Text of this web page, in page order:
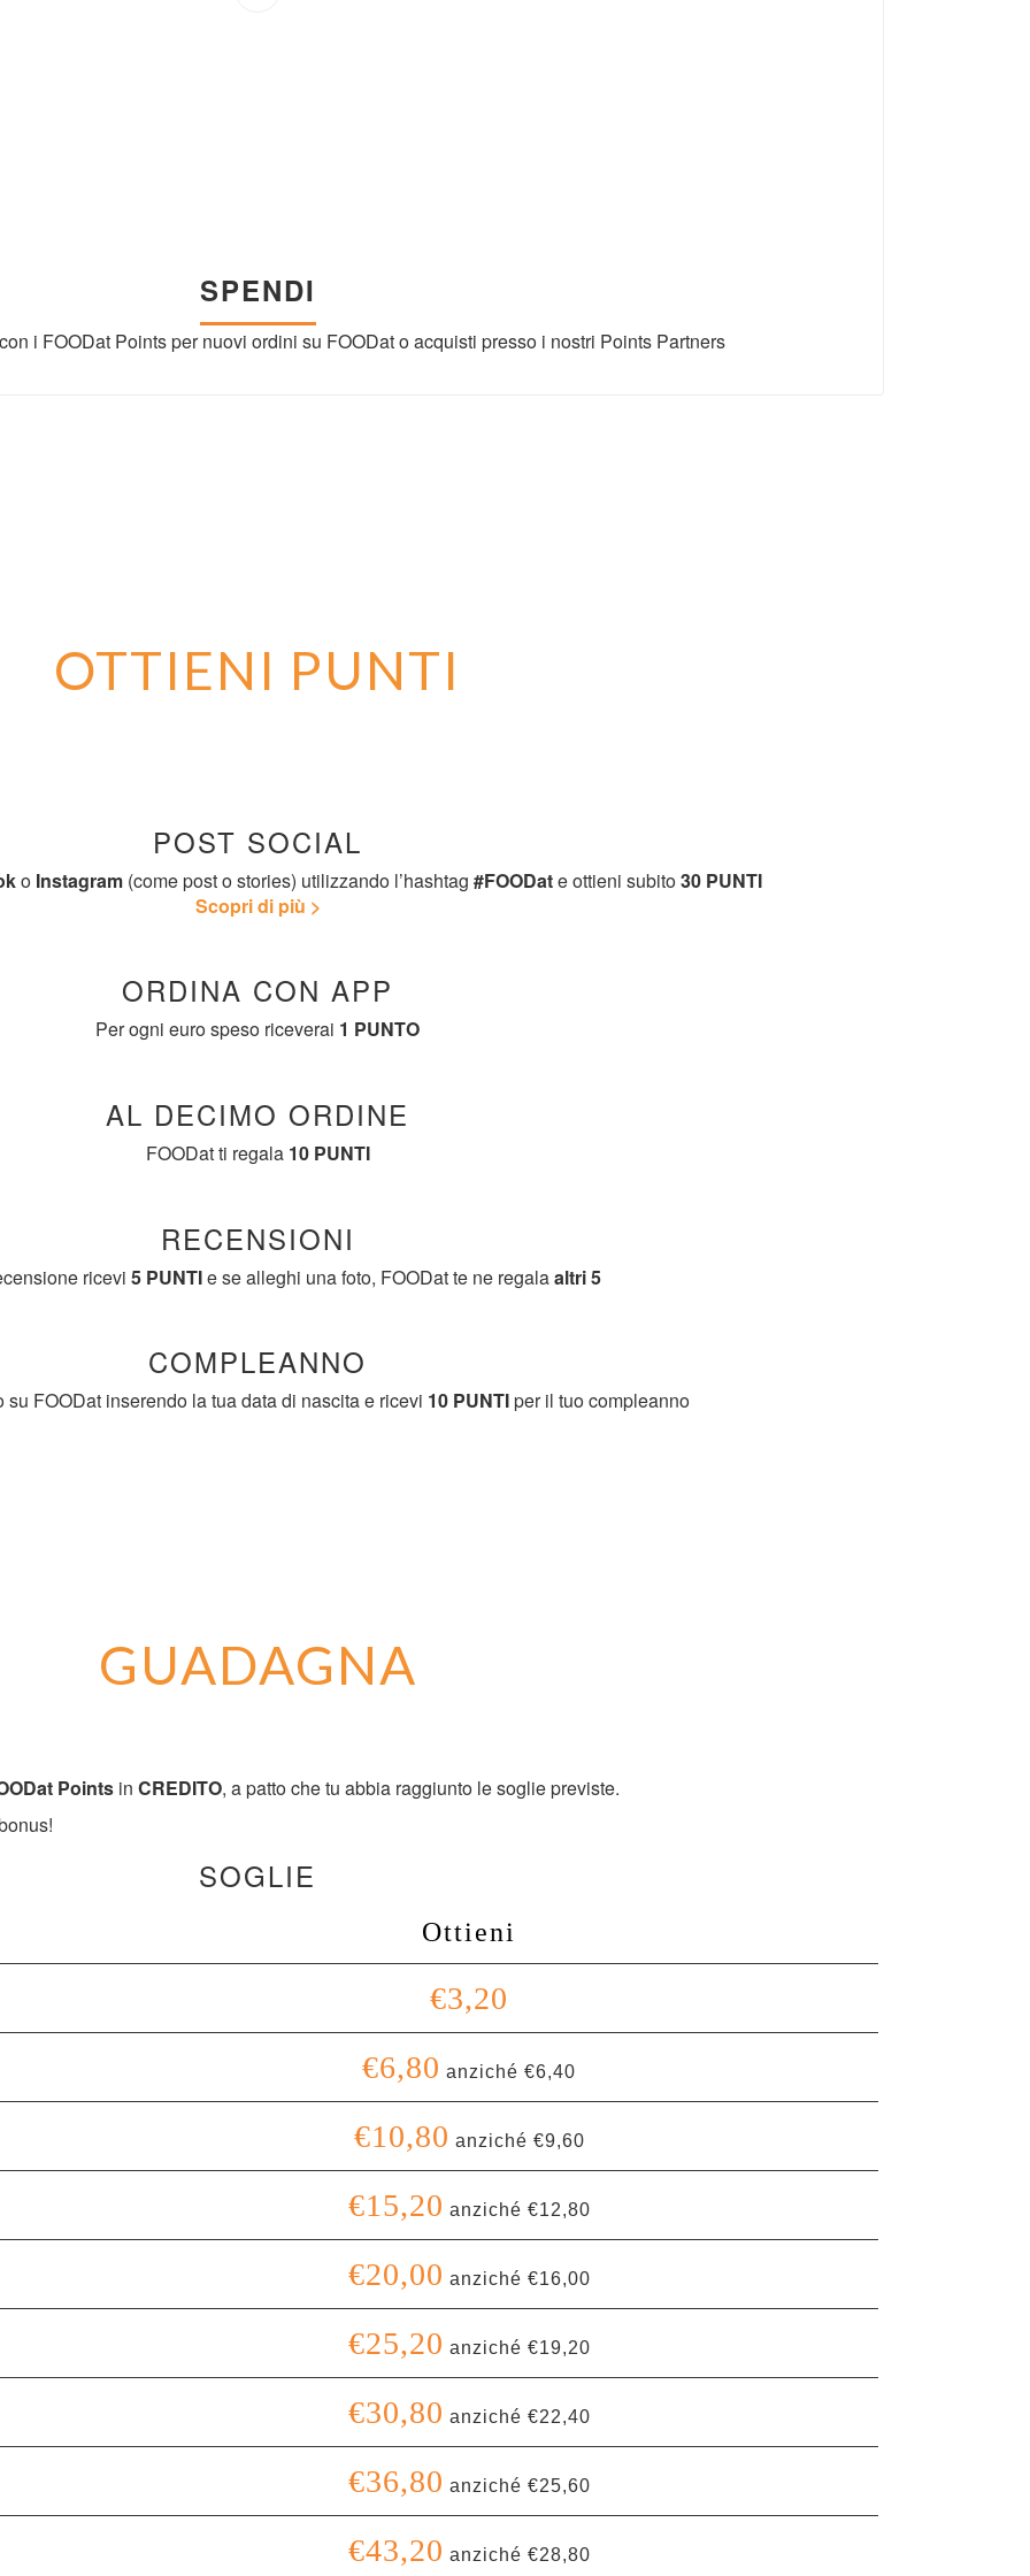
SPENDI
i FOODat Points per nuovi ordini su FOODat o acquisti presso i nostri Points Partners
OTTIENI PUNTI
POST SOCIAL
o Instagram (come post o stories) utilizzando l’hashtag #FOODate ottieni subito30 PUNTI
Scopri di più >
ORDINA CON APP
Per ogni euro speso riceverai 1 PUNTO
AL DECIMO ORDINE
FOODat ti regala 10 PUNTI
RECENSIONI
ricevi 5 PUNTIe se alleghi una foto, FOODat te ne regalaaltri 5
COMPLEANNO
FOODat inserendo la tua data di nascita e ricevi 10 PUNTIper il tuo compleanno
GUADAGNA
Points in CREDITO, a patto che tu abbia raggiunto le soglie previste.
SOGLIE
Ottieni
€3,20
€6,80 anziché €6,40
€10,80 anziché €9,60
€15,20 anziché €12,80
€20,00 anziché €16,00
€25,20 anziché €19,20
€30,80 anziché €22,40
€36,80 anziché €25,60
€43,20 anziché €28,80